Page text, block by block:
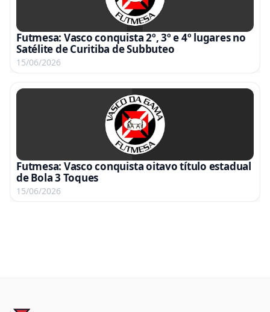
Futmesa: Vasco conquista 2º, 3º e 4º lugares no
Satélite de Curitiba de Subbuteo
15/06/2026
Futmesa: Vasco conquista oitavo título estadual
de Bola 3 Toques
15/06/2026